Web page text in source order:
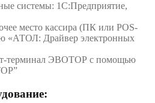
системы: 1С:Предприятие,
место кассира (ПК или POS-
«АТОЛ: Драйвер электронных
терминал ЭВОТОР с помощью